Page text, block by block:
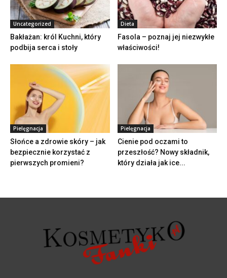
Uncategorized
Bakłażan: król Kuchni, który
podbija serca i stoły
Dieta
Fasola – poznaj jej niezwykłe
właściwości!
Pielęgnacja
Słońce a zdrowie skóry – jak
bezpiecznie korzystać z
pierwszych promieni?
Pielęgnacja
Cienie pod oczami to
przeszłość? Nowy składnik,
który działa jak ice...